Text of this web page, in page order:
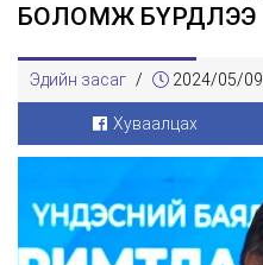
БОЛОМЖ БҮРДЛЭЭ
Эдийн засаг / 2024/05/09
Хуваалцах